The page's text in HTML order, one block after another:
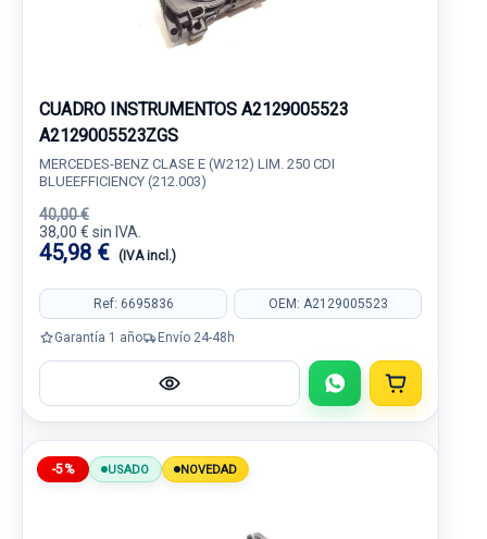
CUADRO INSTRUMENTOS A2129005523
A2129005523ZGS
MERCEDES-BENZ CLASE E (W212) LIM. 250 CDI
BLUEEFFICIENCY (212.003)
40,00 €
38,00 € sin IVA.
45,98 € (IVA incl.)
Ref: 6695836 OEM: A2129005523
Garantía 1 año Envío 24-48h
-5% USADO NOVEDAD